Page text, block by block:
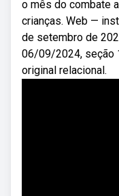
o mês do combate
crianças. Web —
de setembro de
06/09/2024, seção
original relacional.